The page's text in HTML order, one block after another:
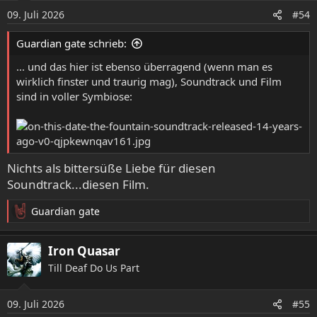
n
e
n
09. Juli 2026 #54
Guardian gate schrieb:
... und das hier ist ebenso überragend (wenn man es
wirklich finster und traurig mag), Soundtrack und Film
sind in voller Symbiose:
Nichts als bittersüße Liebe für diesen
Soundtrack...diesen Film.
R
e
a
k
t
n
Guardian gate
Iron Quasar
Till Deaf Do Us Part
09. Juli 2026 #55